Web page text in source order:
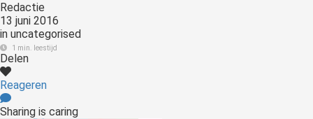
Redactie
13 juni 2016
in uncategorised
1 min. leestijd
Delen
Reageren
Sharing is caring